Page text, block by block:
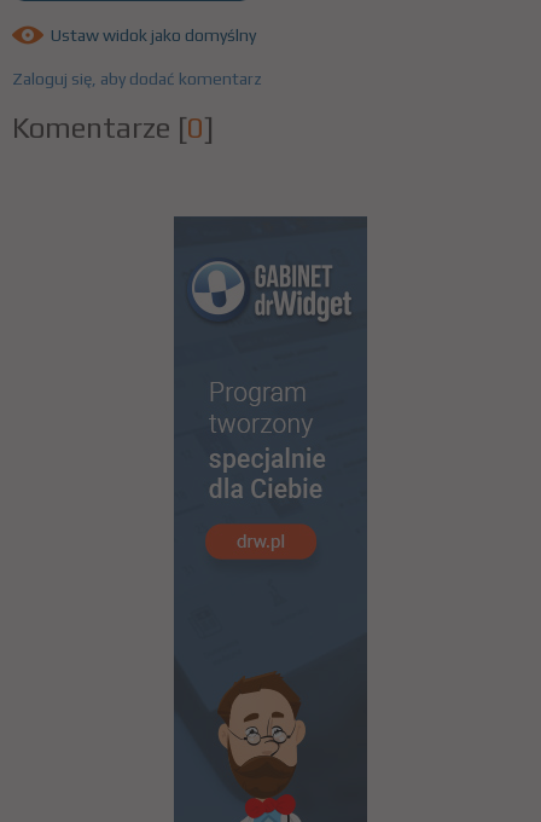
Ustaw widok jako domyślny
Zaloguj się, aby dodać komentarz
Komentarze [0]